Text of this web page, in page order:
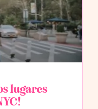
lugares